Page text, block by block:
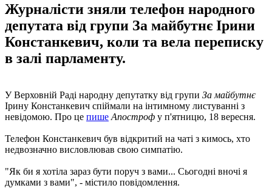
Журналісти зняли телефон народного
депутата від групи За майбутнє Ірини
Констанкевич, коли та вела переписку
в залі парламенту.
У Верховній Раді народну депутатку від групи За майбутнє
Ірину Констанкевич спіймали на інтимному листуванні з
невідомою. Про це пише Апостроф у п'ятницю, 18 вересня.
Телефон Констанкевич був відкритий на чаті з кимось, хто
недвозначно висловлював свою симпатію.
"Як би я хотіла зараз бути поруч з вами... Сьогодні вночі я
думками з вами", - містило повідомлення.